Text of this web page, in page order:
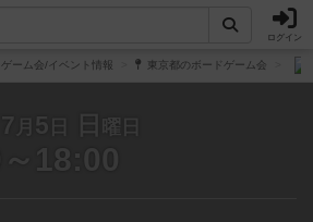
ログイン
ーム会/イベント情報 東京都のボードゲーム会
7 月 5 日 日 曜日
18:00